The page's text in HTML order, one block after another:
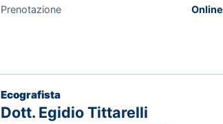
Prenotazione Online
Ecografista
Dott. Egidio Tittarelli